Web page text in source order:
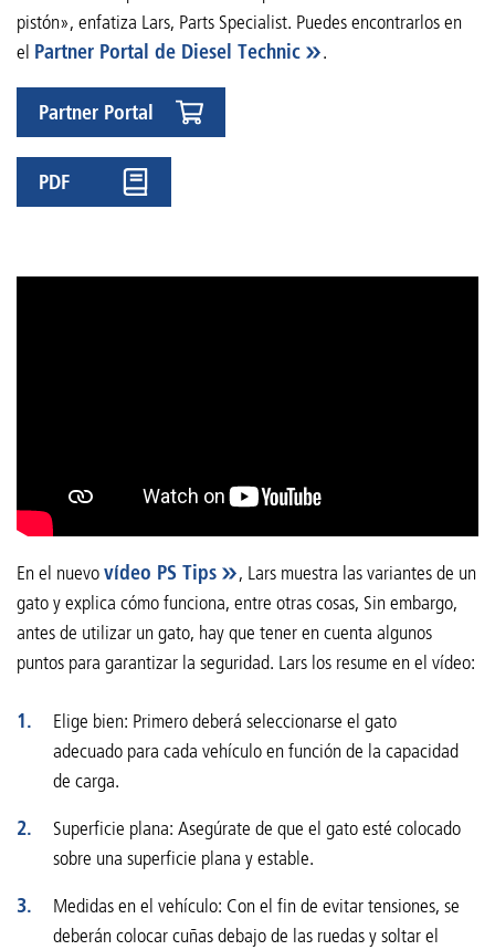
pistón», enfatiza Lars, Parts Specialist. Puedes encontrarlos en
el Partner Portal de Diesel Technic .
Partner Portal
PDF
En el nuevovídeo PS Tips
, Lars muestra las variantes de un
gato y explica cómo funciona, entre otras cosas, Sin embargo,
antes de utilizar un gato, hay que tener en cuenta algunos
puntos para garantizar la seguridad. Lars los resume en el vídeo:
Elige bien: Primero deberá seleccionarse el gato
adecuado para cada vehículo en función de la capacidad
de carga.
Superficie plana: Asegúrate de que el gato esté colocado
sobre una superficie plana y estable.
Medidas en el vehículo: Con el fin de evitar tensiones, se
deberán colocar cuñas debajo de las ruedas y soltar el